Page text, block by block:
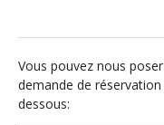
Vous pouvez nous
demande de
dessous: